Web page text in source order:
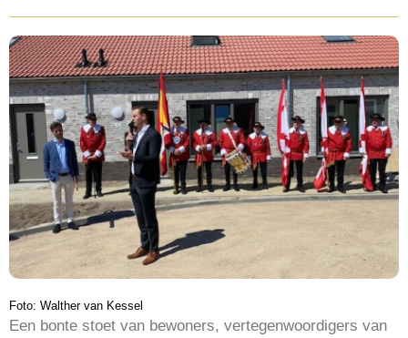
Foto: Walther van Kessel
Een bonte stoet van bewoners, vertegenwoordigers van